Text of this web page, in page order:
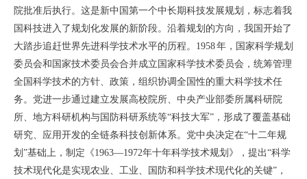
院批准后执行。这是新中国第一个中长期科技发展规划，标志着我
国科技进入了规划化发展的新阶段。沿着规划的方向，我国开始了
大踏步追赶世界先进科学技术水平的历程。1958 年，国家科学规划
委员会和国家技术委员会合并成立国家科学技术委员会，统筹管理
全国科学技术的方针、政策，组织协调全国性的重大科学技术任
务。党进一步通过建立发展高校院所、中央产业部委所属科研院
所、地方科研机构与国防科研系统等“科技大军”，形成了覆盖基础
研究、应用开发的全链条科技创新体系。党中央决定在“十二年规
划”基础上，制定《1963—1972年十年科学技术规划》，提出“科学
技术现代化是实现农业、工业、国防和科学技术现代化的关键”，